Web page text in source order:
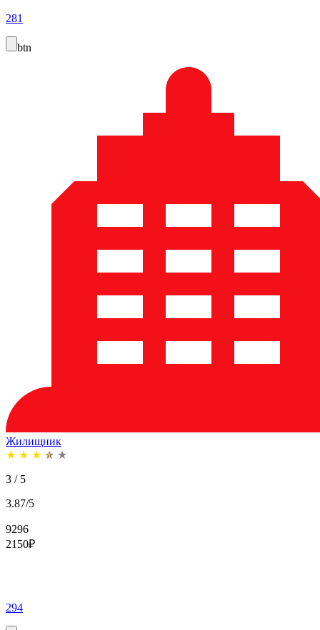
281
btn
Жилищник
★ ★ ★ ★ ★
3 / 5
3.87/5
9296
2150₽
294